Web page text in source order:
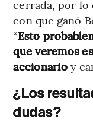
cerrada, por lo
con que ganó
“Esto
que veremos
accionarioy
¿Los
dudas?